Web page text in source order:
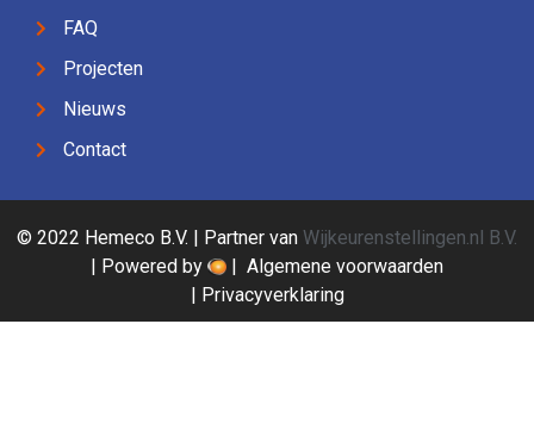
FAQ
Projecten
Nieuws
Contact
© 2022 Hemeco B.V. | Partner van Wijkeurenstellingen.nl B.V.
| Powered by
| Algemene voorwaarden
| Privacyverklaring